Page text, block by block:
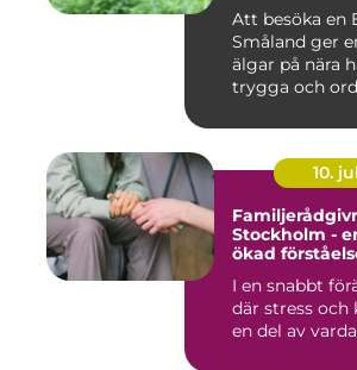
Att besöka en
Småland ger
älgar på nära
trygga och
10. jul
Stockholm -
ökad
I en snabbt
där stress och
en del av